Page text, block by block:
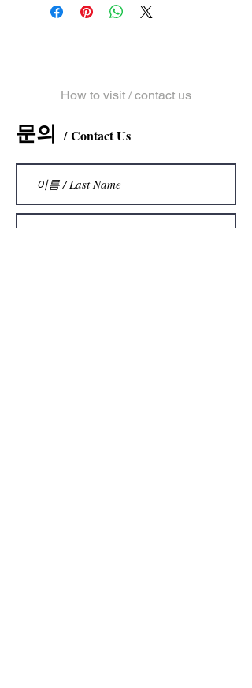
How to visit / contact us
문의 /Contact Us